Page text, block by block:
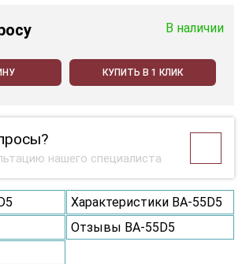
В наличии
КУПИТЬ В 1 КЛИК
нашего специалиста
Характеристики BA-55D5
Отзывы BA-55D5